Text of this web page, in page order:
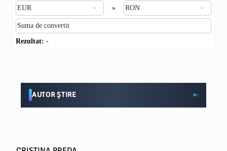
»
Rezultat: -
AUTOR ȘTIRE